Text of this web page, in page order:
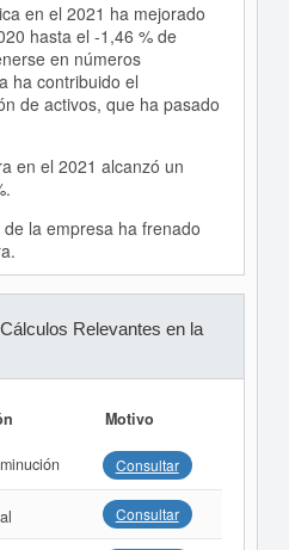
en el 2021 ha mejorado
hasta el -1,46 % de
en números
ha contribuido el
de activos, que ha pasado
en el 2021 alcanzó un
la empresa ha frenado
Relevantes en la
Motivo
Consultar
Consultar